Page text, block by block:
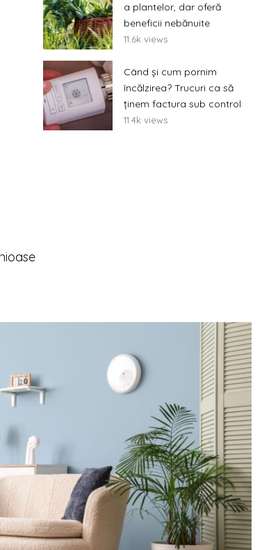
a plantelor, dar oferă
beneficii nebănuite
11.6k views
Când și cum pornim
încălzirea? Trucuri ca să
ținem factura sub control
11.4k views